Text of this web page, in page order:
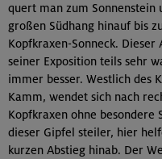
quert man zum Sonnenstein
großen Südhang hinauf bis
Kopfkraxen-Sonneck.
seiner Exposition teils sehr
immer besser. Westlich des
Kamm, wendet sich nach
Kopfkraxen ohne
dieser Gipfel steiler, hier
kurzen Abstieg hinab. Der